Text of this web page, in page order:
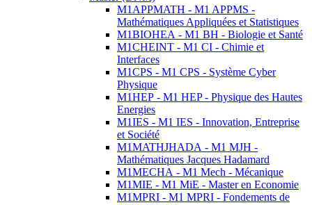
M1APPMATH - M1 APPMS -
Mathématiques Appliquées et Statistiques
M1BIOHEA - M1 BH - Biologie et Santé
M1CHEINT - M1 CI - Chimie et
Interfaces
M1CPS - M1 CPS - Système Cyber
Physique
M1HEP - M1 HEP - Physique des Hautes
Energies
M1IES - M1 IES - Innovation, Entreprise
et Société
M1MATHJHADA - M1 MJH -
Mathématiques Jacques Hadamard
M1MECHA - M1 Mech - Mécanique
M1MIE - M1 MiE - Master en Economie
M1MPRI - M1 MPRI - Fondements de